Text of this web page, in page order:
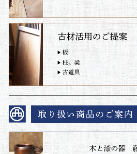
古材活用のご提案
板
柱、梁
古道具
取り扱い商品のご案内
木と漆の器｜